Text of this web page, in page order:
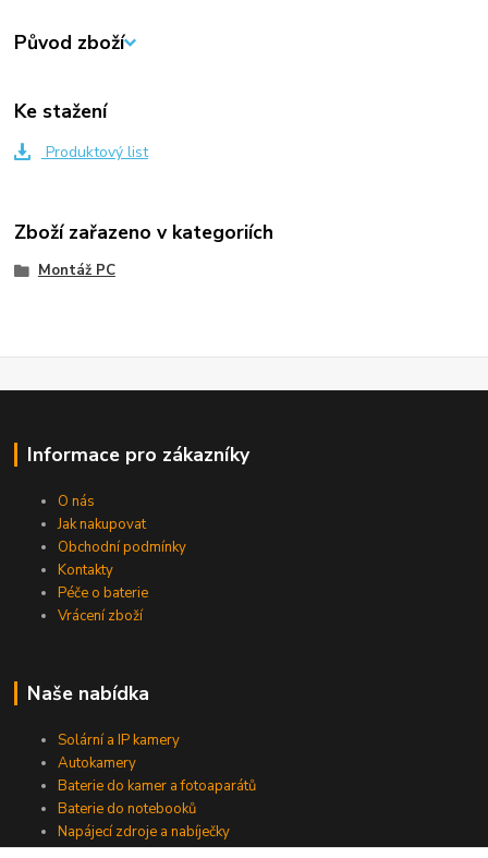
Původ zboží
Ke stažení
Produktový list
Zboží zařazeno v kategoriích
Montáž PC
Informace pro zákazníky
O nás
Jak nakupovat
Obchodní podmínky
Kontakty
Péče o baterie
Vrácení zboží
Naše nabídka
Solární a IP kamery
Autokamery
Baterie do kamer a fotoaparátů
Baterie do notebooků
Napájecí zdroje a nabíječky